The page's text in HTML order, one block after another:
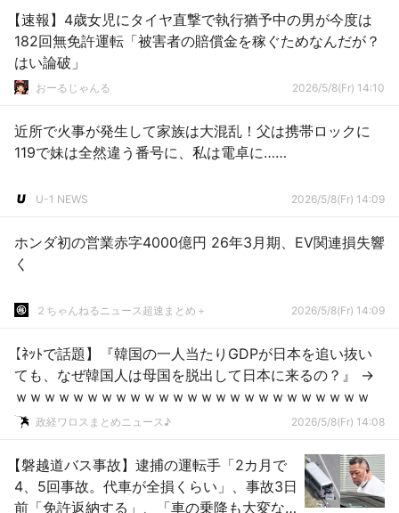
【速報】4歳女児にタイヤ直撃で執行猶予中の男が今度は
182回無免許運転「被害者の賠償金を稼ぐためなんだが？
はい論破」
おーるじゃんる 2026/5/8(Fr) 14:10
近所で火事が発生して家族は大混乱！父は携帯ロックに
119で妹は全然違う番号に、私は電卓に……
U-1 NEWS 2026/5/8(Fr) 14:09
ホンダ初の営業赤字4000億円 26年3月期、EV関連損失響
く
２ちゃんねるニュース超速まとめ＋ 2026/5/8(Fr) 14:09
【ﾈｯﾄで話題】『韓国の一人当たりGDPが日本を追い抜い
ても、なぜ韓国人は母国を脱出して日本に来るの？』 →
ｗｗｗｗｗｗｗｗｗｗｗｗｗｗｗｗｗｗｗｗｗｗｗｗｗ
政経ワロスまとめニュース♪ 2026/5/8(Fr) 14:08
【磐越道バス事故】逮捕の運転手「2カ月で
4、5回事故。代車が全損くらい」、事故3日
前「免許返納する」、「車の乗降も大変な